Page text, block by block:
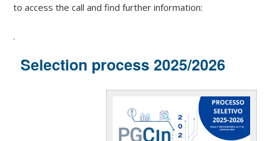
to access the call and find further information:
.
Selection process 2025/2026